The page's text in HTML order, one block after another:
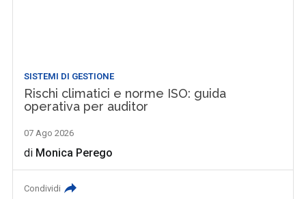
SISTEMI DI GESTIONE
Rischi climatici e norme ISO: guida
operativa per auditor
07 Ago 2026
di Monica Perego
Condividi